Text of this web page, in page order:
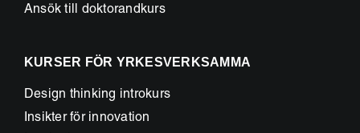
Ansök till doktorandkurs
KURSER FÖR YRKESVERKSAMMA
Design thinking introkurs
Insikter för innovation